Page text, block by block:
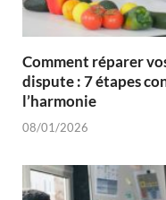
Comment réparer
dispute : 7 étapes
l’harmonie
08/01/2026